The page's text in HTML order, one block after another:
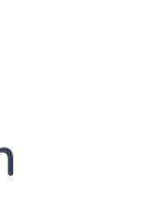
WhatsApp